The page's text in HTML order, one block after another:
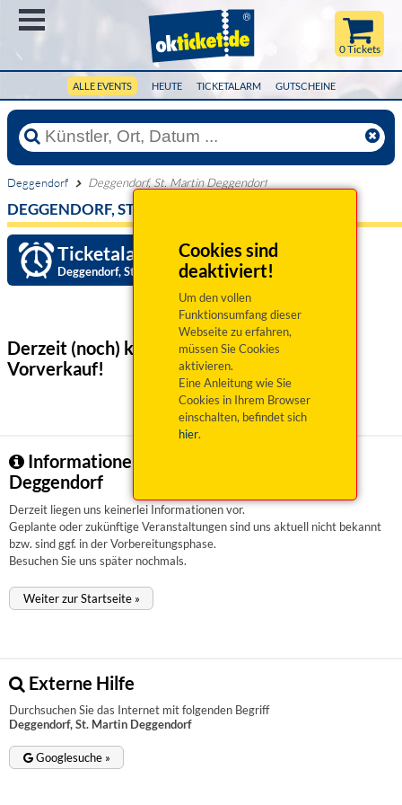
ALLE EVENTS HEUTE TICKETALARM GUTSCHEINE
0 Tickets
Cookies sind
deaktiviert!
Um den vollen
Funktionsumfang dieser
Webseite zu erfahren,
müssen Sie Cookies
aktivieren.
Eine Anleitung wie Sie
Cookies in Ihrem Browser
einschalten, befindet sich
hier.
Deggendorf Deggendorf, St. Martin Deggendorf
DEGGENDORF, ST. MARTIN DEGGENDORF
Ticketalarm einrichten »
Deggendorf, St. Martin Deggendorf
Derzeit (noch) keine Veranstaltungen
Vorverkauf!
Informationen zu Deggendorf, St. Martin
Deggendorf
Derzeit liegen uns keinerlei Informationen vor.
Geplante oder zukünftige Veranstaltungen sind uns aktuell nicht bekannt
bzw. sind ggf. in der Vorbereitungsphase.
Besuchen Sie uns später nochmals.
Weiter zur Startseite »
Externe Hilfe
Durchsuchen Sie das Internet mit folgenden Begriff
Deggendorf, St. Martin Deggendorf
Googlesuche »